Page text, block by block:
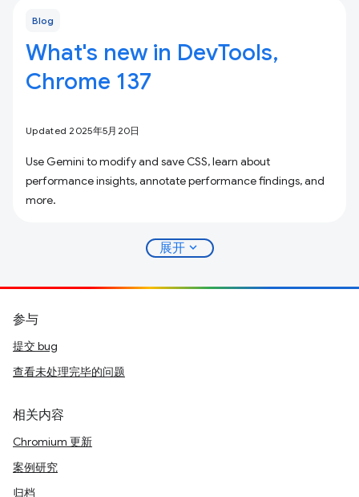
Blog
What's new in DevTools,
Chrome 137
Updated 2025年5月20日
Use Gemini to modify and save CSS, learn about
performance insights, annotate performance findings, and
more.
展开 expand_more
参与
提交 bug
查看未处理完毕的问题
相关内容
Chromium 更新
案例研究
归档